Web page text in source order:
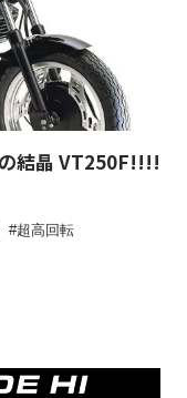
結晶 VT250F!!!!
超高回転